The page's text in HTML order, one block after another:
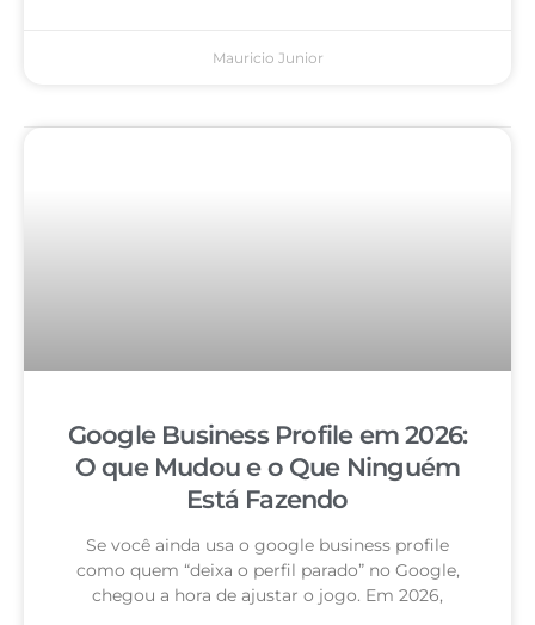
Mauricio Junior
Google Business Profile em 2026:
O que Mudou e o Que Ninguém
Está Fazendo
Se você ainda usa o google business profile
como quem “deixa o perfil parado” no Google,
chegou a hora de ajustar o jogo. Em 2026,